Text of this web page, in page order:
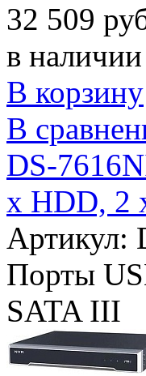
32 509
в наличии
В корзину
В
DS-
x HDD, 2
Артикул:
Порты
SATA III